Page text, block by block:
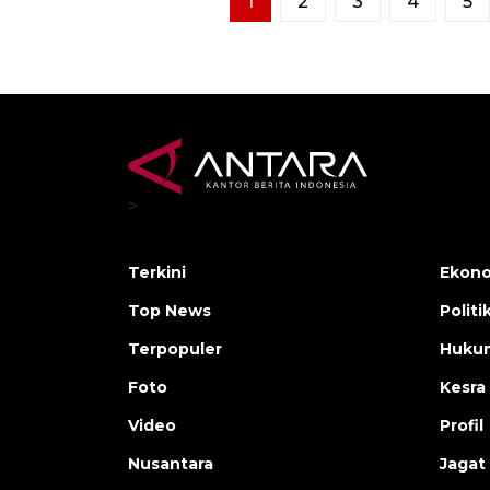
>
Terkini
Top News
Terpopuler
Foto
Video
Nusantara
Kesra
Profil
Jagat